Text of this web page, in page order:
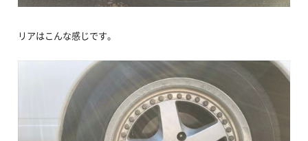
リアはこんな感じです。